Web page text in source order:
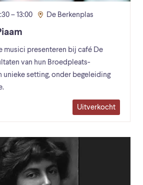
– 13:00 De Berkenplas
musici presenteren bij café De
van hun Broedpleats-
unieke setting, onder begeleiding
Uitverkocht